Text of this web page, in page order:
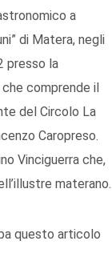
a
di Matera, negli
presso la
che comprende il
del Circolo La
Caropreso.
Vinciguerra che,
materano.
questo articolo